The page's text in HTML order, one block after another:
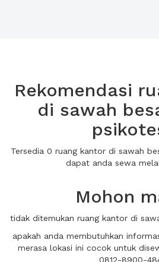
Rekomendasi
di sawah
Tersedia 0 ruang kantor di sawah
dapat anda sewa
Mohon
tidak ditemukan ruang kantor di
apakah anda membutuhkan
merasa lokasi ini cocok untuk
0812-8900-